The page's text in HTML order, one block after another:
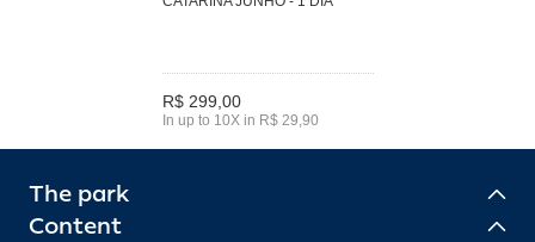
R$ 299,00
In up to 10X in R$ 29,90
The park
Content